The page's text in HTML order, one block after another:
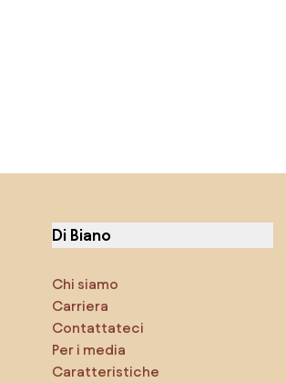
Di Biano
Chi siamo
Carriera
Contattateci
Per i media
Caratteristiche